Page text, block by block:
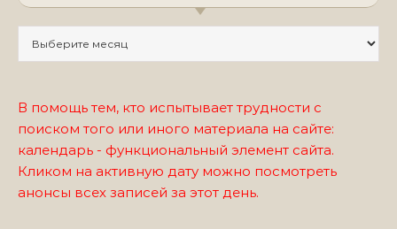
В помощь тем, кто испытывает трудности с
поиском того или иного материала на сайте:
календарь - функциональный элемент сайта.
Кликом на активную дату можно посмотреть
анонсы всех записей за этот день.